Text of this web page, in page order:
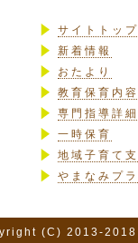
サイトトップ
新着情報
おたより
教育保育内
専門指導詳細
一時保育
地域子育て
やまなみプ
(C) 2013-